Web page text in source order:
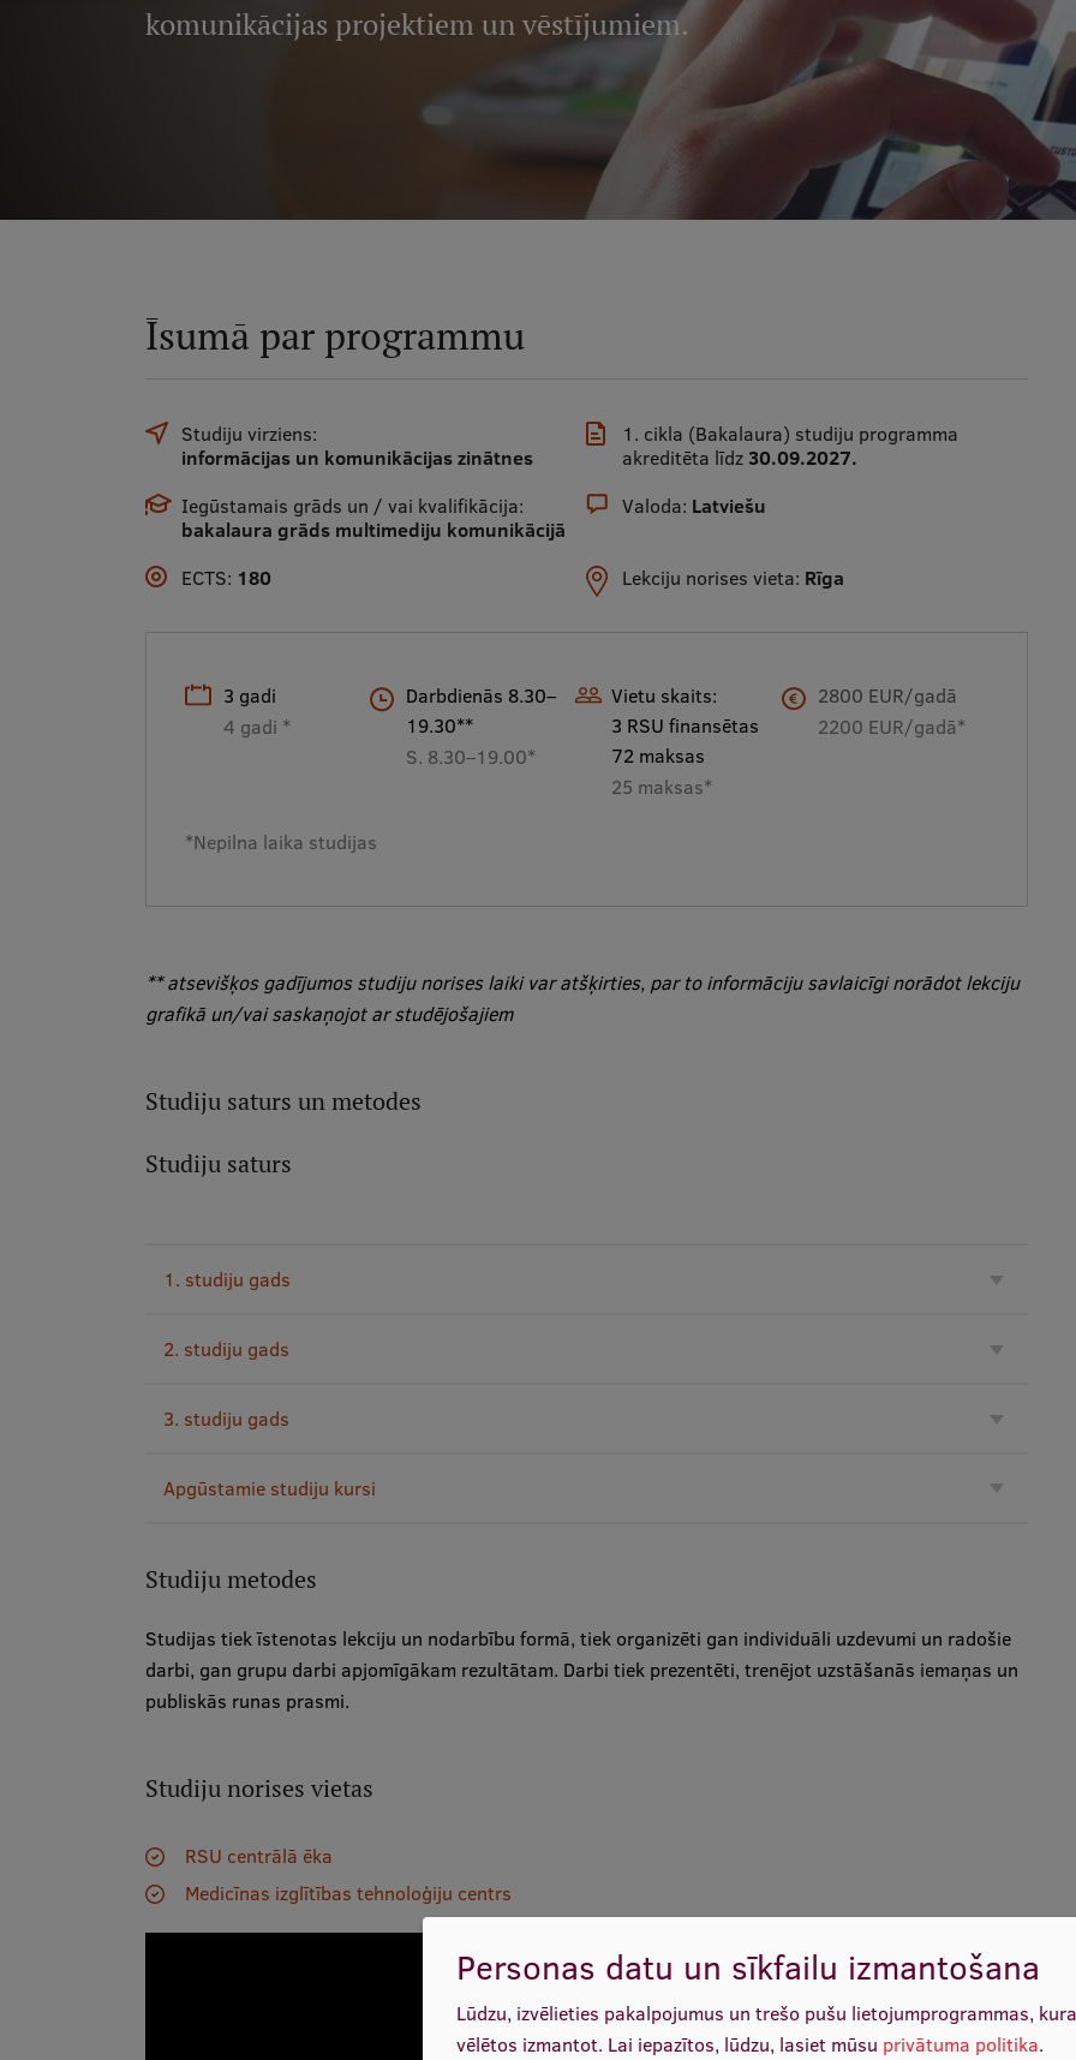
komunikācijas projektiem un vēstījumiem.
Īsumā par programmu
Studiju virziens:
informācijas un komunikācijas zinātnes
1. cikla (Bakalaura) studiju programma
akreditēta līdz30.09.2027.
Iegūstamais grāds un / vai kvalifikācija:
bakalaura grāds multimediju komunikācijā
Valoda: Latviešu
ECTS: 180 Lekciju norises vieta: Rīga
3 gadi
4 gadi *
Darbdienās 8.30–
19.30**
S. 8.30–19.00*
Vietu skaits:
3 RSU finansētas
72 maksas
25 maksas*
2800 EUR/gadā
2200 EUR/gadā*
*Nepilna laika studijas
** atsevišķos gadījumos studiju norises laiki var atšķirties, par to informāciju savlaicīgi norādot lekciju
grafikā un/vai saskaņojot ar studējošajiem
Studiju saturs un metodes
Studiju saturs
1. studiju gads
2. studiju gads
3. studiju gads
Apgūstamie studiju kursi
Studiju metodes
Studijas tiek īstenotas lekciju un nodarbību formā, tiek organizēti gan individuāli uzdevumi un radošie
darbi, gan grupu darbi apjomīgākam rezultātam. Darbi tiek prezentēti, trenējot uzstāšanās iemaņas un
publiskās runas prasmi.
Studiju norises vietas
RSU centrālā ēka
Medicīnas izglītības tehnoloģiju centrs
Personas datu un sīkfailu izmantošana
Lūdzu, izvēlieties pakalpojumus un trešo pušu lietojumprogrammas,
vēlētos izmantot. Lai iepazītos, lūdzu, lasiet mūsu privātuma politika.